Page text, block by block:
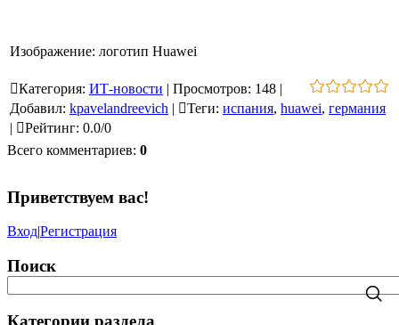
Изображение: логотип Huawei
Категория: ИТ-новости | Просмотров: 148 |
Добавил: kpavelandreevich | Теги: испания, huawei, германия
|
Рейтинг: 0.0/0
Всего комментариев: 0
Приветствуем вас!
Вход|Регистрация
Поиск
Категории раздела